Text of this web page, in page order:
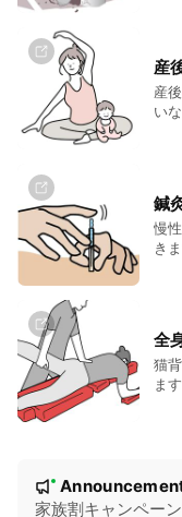
院
産
産
い
鍼
慢
きま
全
猫
ま
New
家族割キャンペーン